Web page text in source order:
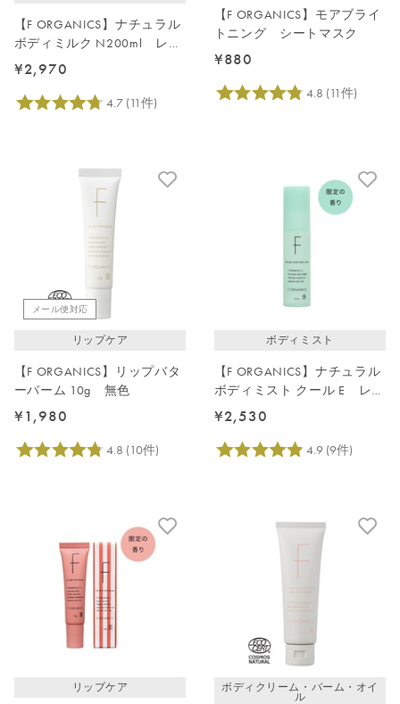
【F ORGANICS】ナチュラル
ボディミルク N200ml レモ
ングラス＆ジュニパー
¥2,970
【F ORGANICS】モアブライ
トニング シートマスク
¥880
メール便対応
リップケア
【F ORGANICS】リップバタ
ーバーム 10g 無色
¥1,980
ボディミスト
【F ORGANICS】ナチュラル
ボディミスト クール E レイ
ユールデルブの香り
¥2,530
リップケア ボディクリーム・バーム・オイ
ル